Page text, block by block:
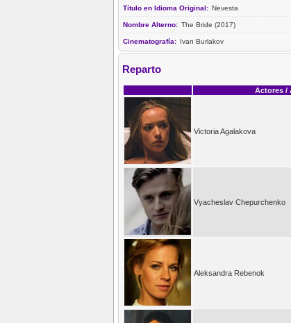
Título en Idioma Original: Nevesta
Nombre Alterno: The Bride (2017)
Cinematografía: Ivan Burlakov
Reparto
Actores /
Victoria Agalakova
Vyacheslav Chepurchenko
Aleksandra Rebenok